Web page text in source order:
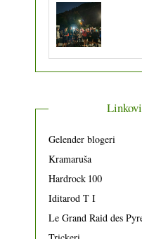
Linkovi
Gelender blogeri
Kramaruša
Hardrock 100
Iditarod T I
Le Grand Raid des